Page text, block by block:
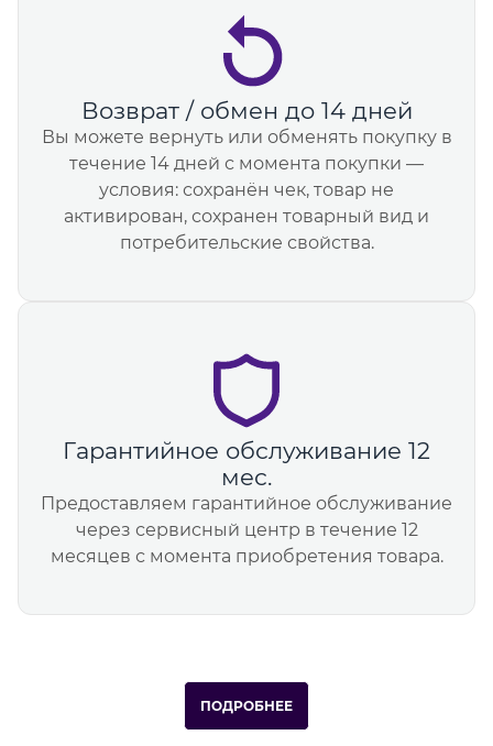
Возврат / обмен до 14 дней
Вы можете вернуть или обменять покупку в
течение 14 дней с момента покупки —
условия: сохранён чек, товар не
активирован, сохранен товарный вид и
потребительские свойства.
Гарантийное обслуживание 12
мес.
Предоставляем гарантийное обслуживание
через сервисный центр в течение 12
месяцев с момента приобретения товара.
ПОДРОБНЕЕ